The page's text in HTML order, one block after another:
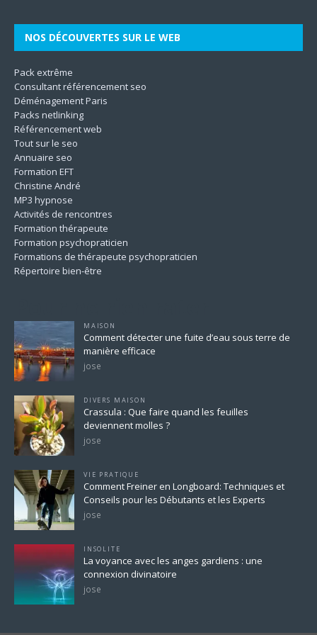
NOS DÉCOUVERTES SUR LE WEB
Pack extrême
Consultant référencement seo
Déménagement Paris
Packs netlinking
Référencement web
Tout sur le seo
Annuaire seo
Formation EFT
Christine André
MP3 hypnose
Activités de rencontres
Formation thérapeute
Formation psychopraticien
Formations de thérapeute psychopraticien
Répertoire bien-être
MAISON
Comment détecter une fuite d’eau sous terre de
manière efficace
jose
DIVERS MAISON
Crassula : Que faire quand les feuilles
deviennent molles ?
jose
VIE PRATIQUE
Comment Freiner en Longboard: Techniques et
Conseils pour les Débutants et les Experts
jose
INSOLITE
La voyance avec les anges gardiens : une
connexion divinatoire
jose